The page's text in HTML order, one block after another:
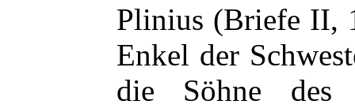
Plinius (Briefe II,
Enkel der
die Söhne